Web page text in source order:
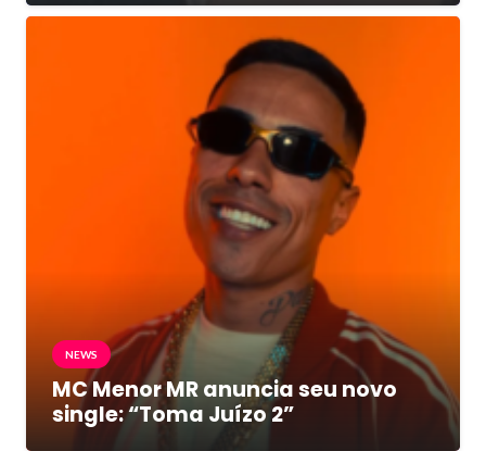
NEWS
MC Menor MR anuncia seu novo
single: “Toma Juízo 2”